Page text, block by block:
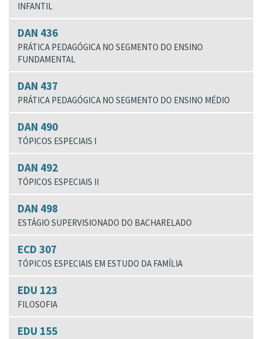
INFANTIL
DAN 436
PRÁTICA PEDAGÓGICA NO SEGMENTO DO ENSINO
FUNDAMENTAL
DAN 437
PRÁTICA PEDAGÓGICA NO SEGMENTO DO ENSINO MÉDIO
DAN 490
TÓPICOS ESPECIAIS I
DAN 492
TÓPICOS ESPECIAIS II
DAN 498
ESTÁGIO SUPERVISIONADO DO BACHARELADO
ECD 307
TÓPICOS ESPECIAIS EM ESTUDO DA FAMÍLIA
EDU 123
FILOSOFIA
EDU 155